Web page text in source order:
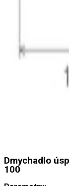
Dmychadlo
100